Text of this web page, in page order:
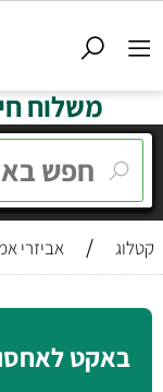
משלוח
קטלוג / אביזרי